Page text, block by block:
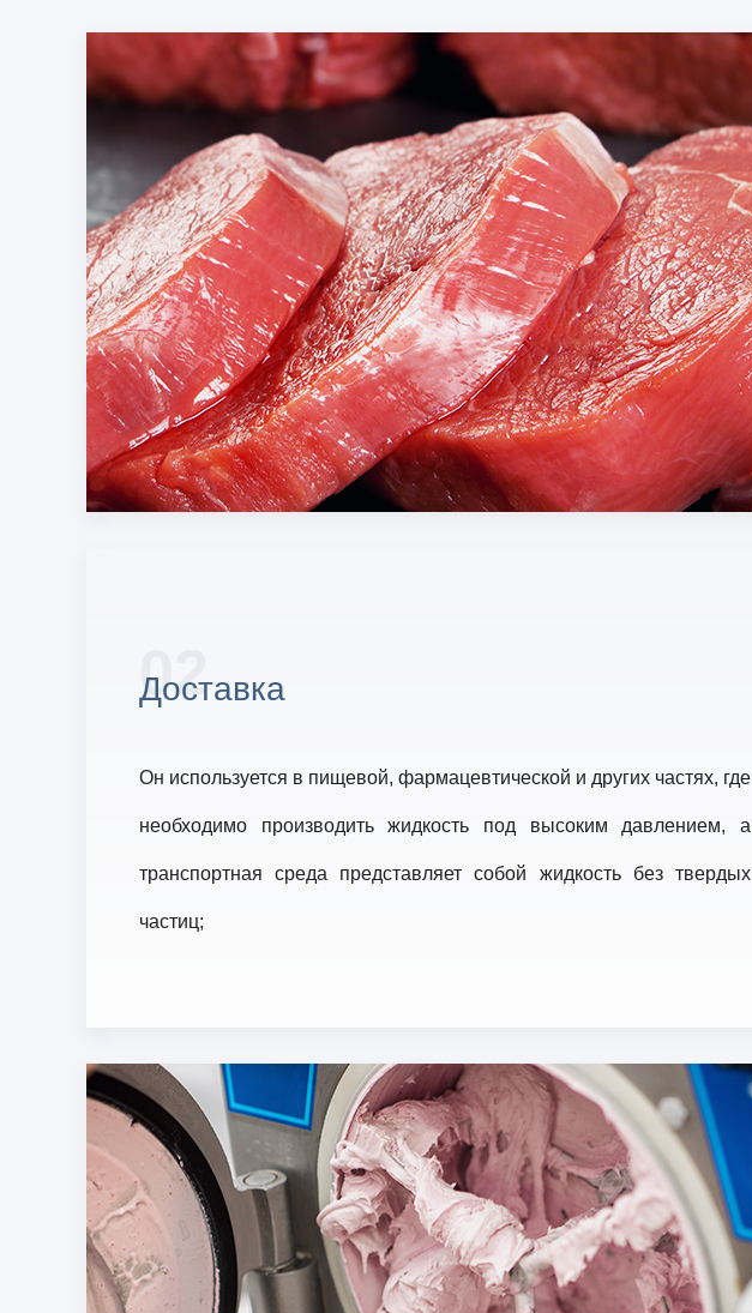
02
Доставка
Он используется в пищевой, фармацевтической и других частях, где
необходимо производить жидкость под высоким давлением, а
транспортная среда представляет собой жидкость без твердых
частиц;